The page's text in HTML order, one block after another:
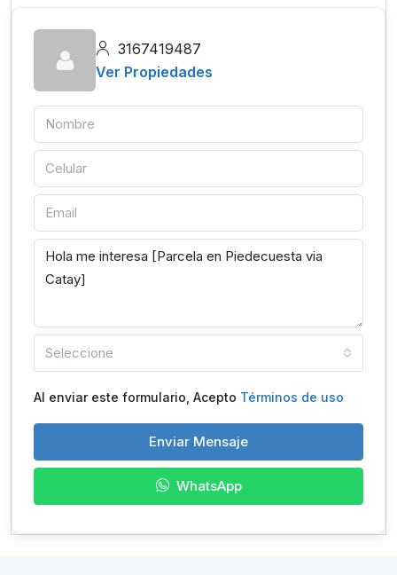
3167419487
Ver Propiedades
Seleccione
Al enviar este formulario, Acepto Términos de uso
Enviar Mensaje
WhatsApp